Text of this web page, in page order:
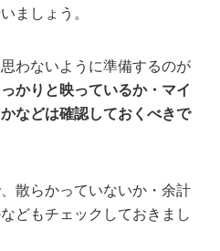
ましょう。
わないように準備するのが
かりと映っているか・マイ
などは確認しておくべきで
散らかっていないか・余計
どもチェックしておきまし